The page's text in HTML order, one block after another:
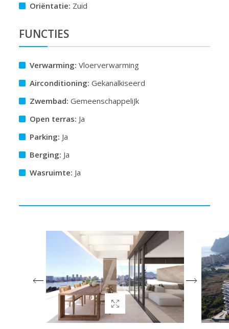
Oriëntatie: Zuid
FUNCTIES
Verwarming: Vloerverwarming
Airconditioning: Gekanalkiseerd
Zwembad: GemeenschappeliJk
Open terras: Ja
Parking: Ja
Berging: Ja
Wasruimte: Ja